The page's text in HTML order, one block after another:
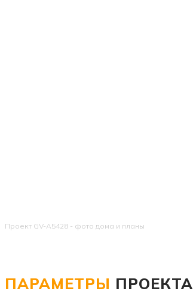
Проект GV-A5428 - фото дома и планы
ПАРАМЕТРЫ ПРОЕКТА